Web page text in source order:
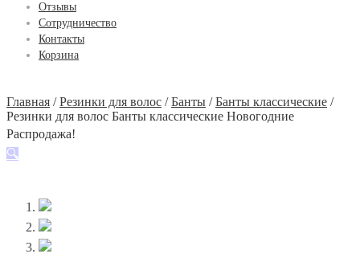
Отзывы
Сотрудничество
Контакты
Корзина
Главная /Резинки для волос /Банты /Банты классические /
Резинки для волос Банты классические Новогодние
Распродажа!
🔍